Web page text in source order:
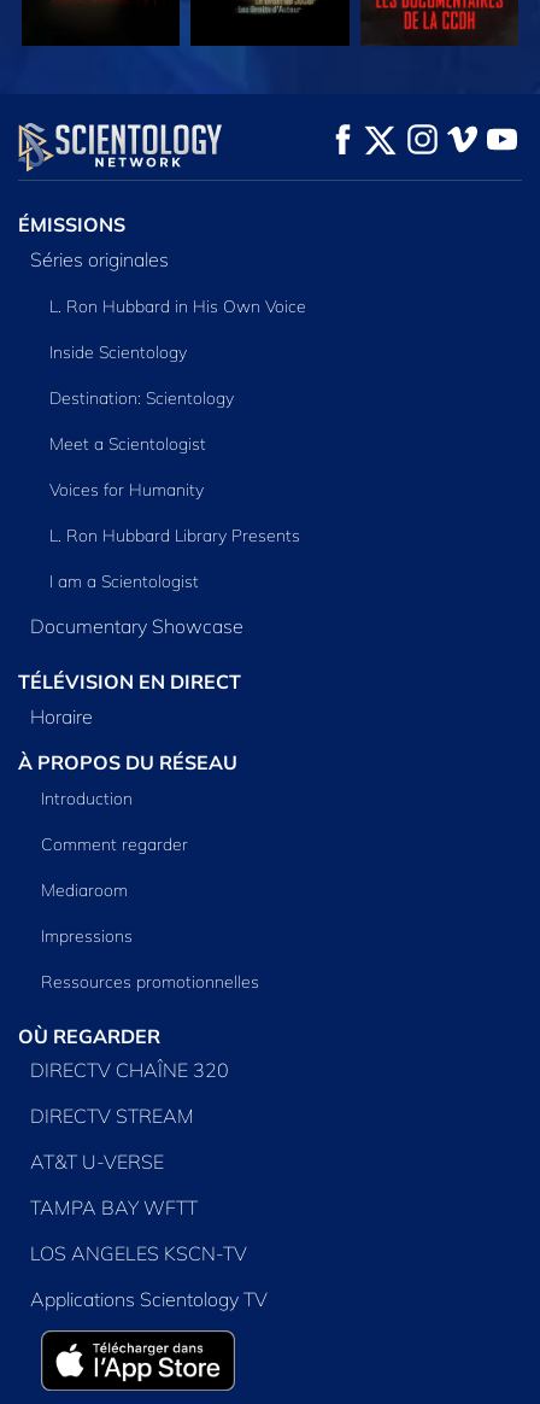
REGARDER REGARDER
DÉCOUVRIR LES
SÉRIES
ÉMISSIONS
Séries originales
L. Ron Hubbard in His Own Voice
Inside Scientology
Destination: Scientology
Meet a Scientologist
Voices for Humanity
L. Ron Hubbard Library Presents
I am a Scientologist
Documentary Showcase
TÉLÉVISION EN DIRECT
Horaire
À PROPOS DU RÉSEAU
Introduction
Comment regarder
Mediaroom
Impressions
Ressources promotionnelles
OÙ REGARDER
DIRECTV CHAÎNE 320
DIRECTV STREAM
AT&T U-VERSE
TAMPA BAY WFTT
LOS ANGELES KSCN-TV
Applications Scientology TV